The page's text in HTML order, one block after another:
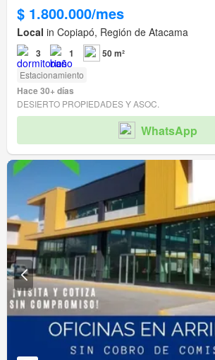
$ 1.800.000/mes
Local in Copiapó, Región de Atacama
3 1 50 m²
Estacionamiento
Hace 30+ días
DESIERTO PROPIEDADES Y ASOC.
WhatsApp